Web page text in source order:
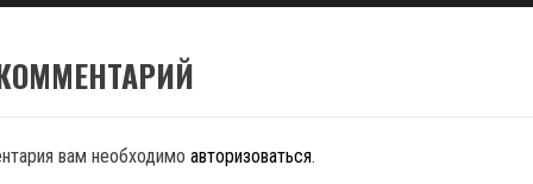
вам необходимо авторизоваться.